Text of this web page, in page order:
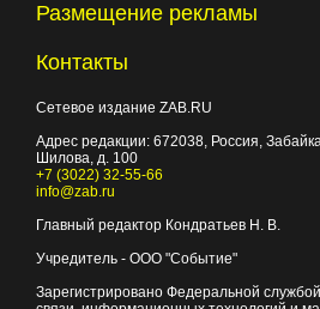
Размещение рекламы
Контакты
Сетевое издание ZAB.RU
Адрес редакции: 672038, Россия,
Шилова, д. 100
+7 (3022) 32-55-66
info@zab.ru
Главный редактор Кондратьев Н. В.
Учредитель - ООО "Событие"
Зарегистрировано Федеральной